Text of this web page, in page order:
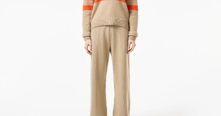
МЫ LACOSTE